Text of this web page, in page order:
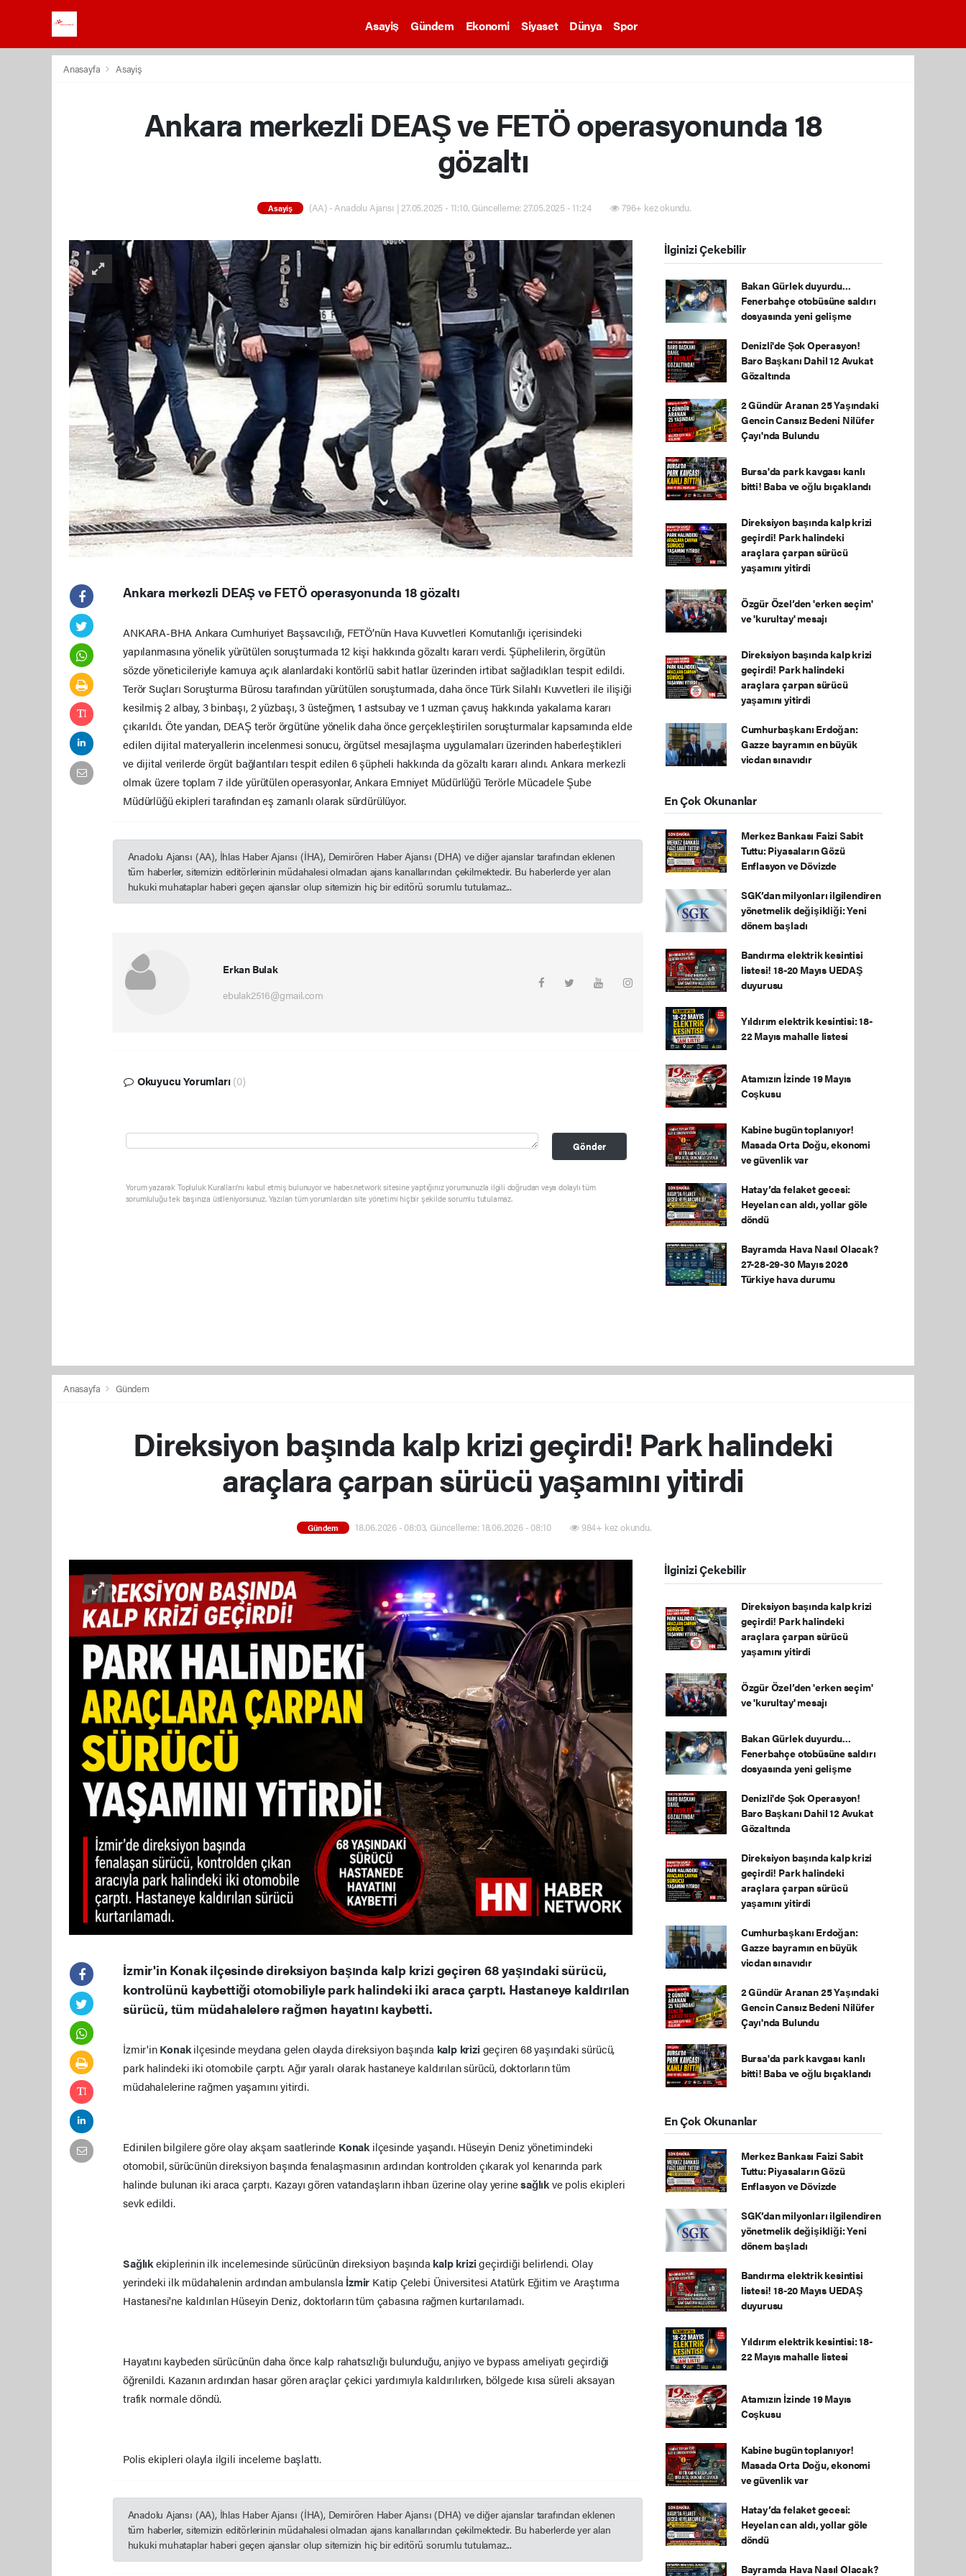
Asayiş Gündem Ekonomi Siyaset Dünya Spor
Anasayfa Asayiş
Ankara merkezli DEAŞ ve FETÖ operasyonunda 18
gözaltı
Asayiş (AA) - Anadolu Ajansı | 27.05.2025 - 11:10, Güncelleme: 27.05.2025 - 11:24 796+ kez okundu.
Ankara merkezli DEAŞ ve FETÖ operasyonunda 18 gözaltı
ANKARA-BHA Ankara Cumhuriyet Başsavcılığı, FETÖ’nün Hava Kuvvetleri Komutanlığı içerisindeki
yapılanmasına yönelik yürütülen soruşturmada 12 kişi hakkında gözaltı kararı verdi. Şüphelilerin, örgütün
sözde yöneticileriyle kamuya açık alanlardaki kontörlü sabit hatlar üzerinden irtibat sağladıkları tespit edildi.
Terör Suçları Soruşturma Bürosu tarafından yürütülen soruşturmada, daha önce Türk Silahlı Kuvvetleri ile ilişiği
kesilmiş 2 albay, 3 binbaşı, 2 yüzbaşı, 3 üsteğmen, 1 astsubay ve 1 uzman çavuş hakkında yakalama kararı
çıkarıldı. Öte yandan, DEAŞ terör örgütüne yönelik daha önce gerçekleştirilen soruşturmalar kapsamında elde
edilen dijital materyallerin incelenmesi sonucu, örgütsel mesajlaşma uygulamaları üzerinden haberleştikleri
ve dijital verilerde örgüt bağlantıları tespit edilen 6 şüpheli hakkında da gözaltı kararı alındı. Ankara merkezli
olmak üzere toplam 7 ilde yürütülen operasyonlar, Ankara Emniyet Müdürlüğü Terörle Mücadele Şube
Müdürlüğü ekipleri tarafından eş zamanlı olarak sürdürülüyor.
Anadolu Ajansı (AA), İhlas Haber Ajansı (İHA), Demirören Haber Ajansı (DHA) ve diğer ajanslar tarafından eklenen
tüm haberler, sitemizin editörlerinin müdahalesi olmadan ajans kanallarından çekilmektedir. Bu haberlerde yer alan
hukuki muhataplar haberi geçen ajanslar olup sitemizin hiç bir editörü sorumlu tutulamaz...
Erkan Bulak
ebulak2516@gmail.com
Okuyucu Yorumları (0)
Gönder
Yorum yazarak Topluluk Kuralları’nı kabul etmiş bulunuyor ve haber.network sitesine yaptığınız yorumunuzla ilgili doğrudan veya dolaylı tüm
sorumluluğu tek başınıza üstleniyorsunuz. Yazılan tüm yorumlardan site yönetimi hiçbir şekilde sorumlu tutulamaz.
İlginizi Çekebilir
Bakan Gürlek duyurdu...
Fenerbahçe otobüsüne saldırı
dosyasında yeni gelişme
Denizli'de Şok Operasyon!
Baro Başkanı Dahil 12 Avukat
Gözaltında
2 Gündür Aranan 25 Yaşındaki
Gencin Cansız Bedeni Nilüfer
Çayı'nda Bulundu
Bursa'da park kavgası kanlı
bitti! Baba ve oğlu bıçaklandı
Direksiyon başında kalp krizi
geçirdi! Park halindeki
araçlara çarpan sürücü
yaşamını yitirdi
Özgür Özel’den 'erken seçim'
ve 'kurultay' mesajı
Direksiyon başında kalp krizi
geçirdi! Park halindeki
araçlara çarpan sürücü
yaşamını yitirdi
Cumhurbaşkanı Erdoğan:
Gazze bayramın en büyük
vicdan sınavıdır
En Çok Okunanlar
Merkez Bankası Faizi Sabit
Tuttu: Piyasaların Gözü
Enflasyon ve Dövizde
SGK’dan milyonları ilgilendiren
yönetmelik değişikliği: Yeni
dönem başladı
Bandırma elektrik kesintisi
listesi! 18-20 Mayıs UEDAŞ
duyurusu
Yıldırım elektrik kesintisi: 18-
22 Mayıs mahalle listesi
Atamızın İzinde 19 Mayıs
Coşkusu
Kabine bugün toplanıyor!
Masada Orta Doğu, ekonomi
ve güvenlik var
Hatay’da felaket gecesi:
Heyelan can aldı, yollar göle
döndü
Bayramda Hava Nasıl Olacak?
27-28-29-30 Mayıs 2026
Türkiye hava durumu
Anasayfa Gündem
Direksiyon başında kalp krizi geçirdi! Park halindeki
araçlara çarpan sürücü yaşamını yitirdi
Gündem 18.06.2026 - 08:03, Güncelleme: 18.06.2026 - 08:10 984+ kez okundu.
İzmir'in Konak ilçesinde direksiyon başında kalp krizi geçiren 68 yaşındaki sürücü,
kontrolünü kaybettiği otomobiliyle park halindeki iki araca çarptı. Hastaneye kaldırılan
sürücü, tüm müdahalelere rağmen hayatını kaybetti.
İzmir'inKonakilçesinde meydana gelen olayda direksiyon başında kalp krizigeçiren 68 yaşındaki sürücü,
park halindeki iki otomobile çarptı. Ağır yaralı olarak hastaneye kaldırılan sürücü, doktorların tüm
müdahalelerine rağmen yaşamını yitirdi.
Edinilen bilgilere göre olay akşam saatlerinde Konakilçesinde yaşandı. Hüseyin Deniz yönetimindeki
otomobil, sürücünün direksiyon başında fenalaşmasının ardından kontrolden çıkarak yol kenarında park
halinde bulunan iki araca çarptı. Kazayı gören vatandaşların ihbarı üzerine olay yerinesağlıkve polis ekipleri
sevk edildi.
Sağlıkekiplerinin ilk incelemesinde sürücünün direksiyon başında kalp krizigeçirdiği belirlendi. Olay
yerindeki ilk müdahalenin ardından ambulansla İzmir Katip Çelebi Üniversitesi Atatürk Eğitim ve Araştırma
Hastanesi'ne kaldırılan Hüseyin Deniz, doktorların tüm çabasına rağmen kurtarılamadı.
Hayatını kaybeden sürücünün daha önce kalp rahatsızlığı bulunduğu, anjiyo ve bypass ameliyatı geçirdiği
öğrenildi. Kazanın ardından hasar gören araçlar çekici yardımıyla kaldırılırken, bölgede kısa süreli aksayan
trafik normale döndü.
Polis ekipleri olayla ilgili inceleme başlattı.
Anadolu Ajansı (AA), İhlas Haber Ajansı (İHA), Demirören Haber Ajansı (DHA) ve diğer ajanslar tarafından eklenen
tüm haberler, sitemizin editörlerinin müdahalesi olmadan ajans kanallarından çekilmektedir. Bu haberlerde yer alan
hukuki muhataplar haberi geçen ajanslar olup sitemizin hiç bir editörü sorumlu tutulamaz...
İlginizi Çekebilir
Direksiyon başında kalp krizi
geçirdi! Park halindeki
araçlara çarpan sürücü
yaşamını yitirdi
Özgür Özel’den 'erken seçim'
ve 'kurultay' mesajı
Bakan Gürlek duyurdu...
Fenerbahçe otobüsüne saldırı
dosyasında yeni gelişme
Denizli'de Şok Operasyon!
Baro Başkanı Dahil 12 Avukat
Gözaltında
Direksiyon başında kalp krizi
geçirdi! Park halindeki
araçlara çarpan sürücü
yaşamını yitirdi
Cumhurbaşkanı Erdoğan:
Gazze bayramın en büyük
vicdan sınavıdır
2 Gündür Aranan 25 Yaşındaki
Gencin Cansız Bedeni Nilüfer
Çayı'nda Bulundu
Bursa'da park kavgası kanlı
bitti! Baba ve oğlu bıçaklandı
En Çok Okunanlar
Merkez Bankası Faizi Sabit
Tuttu: Piyasaların Gözü
Enflasyon ve Dövizde
SGK’dan milyonları ilgilendiren
yönetmelik değişikliği: Yeni
dönem başladı
Bandırma elektrik kesintisi
listesi! 18-20 Mayıs UEDAŞ
duyurusu
Yıldırım elektrik kesintisi: 18-
22 Mayıs mahalle listesi
Atamızın İzinde 19 Mayıs
Coşkusu
Kabine bugün toplanıyor!
Masada Orta Doğu, ekonomi
ve güvenlik var
Hatay’da felaket gecesi:
Heyelan can aldı, yollar göle
döndü
Bayramda Hava Nasıl Olacak?